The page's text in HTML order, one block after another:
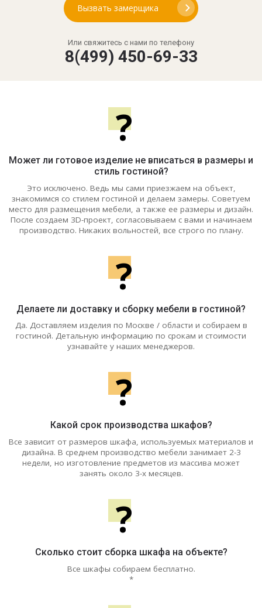
Вызвать замерщика
Или свяжитесь с нами по телефону
8(499) 450-69-33
?
Может ли готовое изделие не вписаться в размеры и
стиль гостиной?
Это исключено. Ведь мы сами приезжаем на объект,
знакомимся со стилем гостиной и делаем замеры. Советуем
место для размещения мебели, а также ее размеры и дизайн.
После создаем 3D-проект, согласовываем с вами и начинаем
производство. Никаких вольностей, все строго по плану.
?
Делаете ли доставку и сборку мебели в гостиной?
Да. Доставляем изделия по Москве / области и собираем в
гостиной. Детальную информацию по срокам и стоимости
узнавайте у наших менеджеров.
?
Какой срок производства шкафов?
Все зависит от размеров шкафа, используемых материалов и
дизайна. В среднем производство мебели занимает 2-3
недели, но изготовление предметов из массива может
занять около 3-х месяцев.
?
Сколько стоит сборка шкафа на объекте?
Все шкафы собираем бесплатно.
*